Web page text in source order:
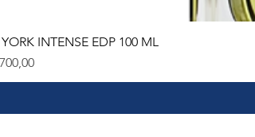
INTENSE EDP 100 ML
Fiyat